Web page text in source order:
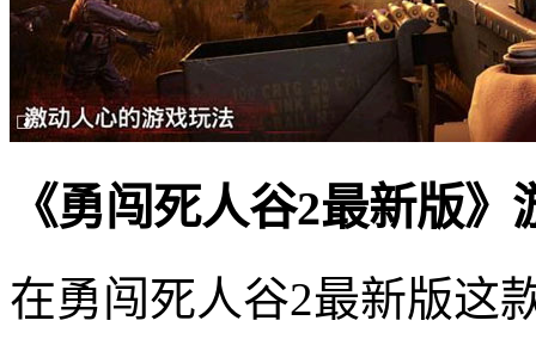
《勇闯死人谷2最新版
在勇闯死人谷2最新版这